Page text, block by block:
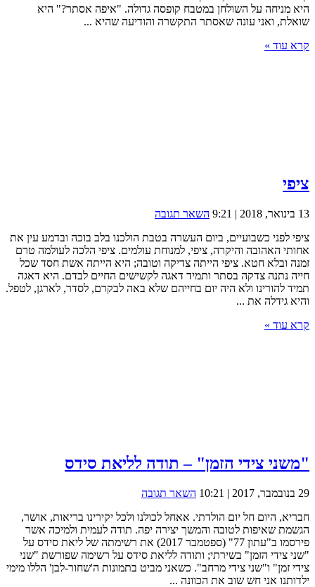
היא מניחה על השולחן במטבח קופסה גדולה. "איפה אסתר?" היא
שואלת, ואני עונה שאסתר התקשרה והודיעה שהיא ...
קרא עוד »
ציפי
13 בינואר, 2018 | 9:21
השאר תגובה
ציפי לפני כשבועיים, ביום העשרה בטבת הולכנו בלב בוכה ובדמע עין את
אחותי האהובה והיקרה, ציפי, למנוחת עולמים. ציפי הלכה לעולמה טרם
זמנה ובלא חטא. ציפי הייתה צדיקה וטובה; היא הייתה אשת חסד שכל
חייה נתנה צדקה בסתר ותמיד דאגה לקשישים החיים לבדם. היא דאגה
תמיד להורינו ולא היה יום בחייהם שלא באה לבקרם, לסדר, לארגן, לטפל.
והיא גידלה את ...
קרא עוד »
"משני צידי הזמן" – תודה לליאת סידס
29 בנובמבר, 2017 | 10:21
השאר תגובה
חבריא, היום חל יום הולדתי. אאחל לכולנו ולכל יקירינו בריאות, אושר,
הגשמת שאיפות לטובה והמשך יצירה יפה. תודה לעמית ולמיכה אשר
פירסמו ב"עתון 77" (ספטמבר 2017) את רשימתה של ליאת סידס על
"שני צידי הזמן" בשירתי; ותודה לליאת סידס על רשימה שפורשת "שני
צידי זמן" ו"שני צידי מרחב". כשאני מביט בתמונות ה'שחור-לבן' הללו מימי
ילדותנו אני חש שוב את הכוונה ...